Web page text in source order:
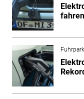
Fuhrpark